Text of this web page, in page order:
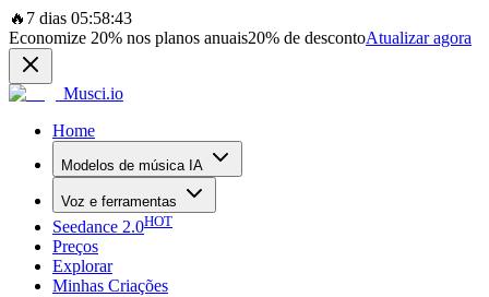
🔥 7 dias 05:58:43
Economize 20% nos planos anuais20% de descontoAtualizar agora
Musci.io
Home
Modelos de música IA
Voz e ferramentas
Seedance 2.0HOT
Preços
Explorar
Minhas Criações